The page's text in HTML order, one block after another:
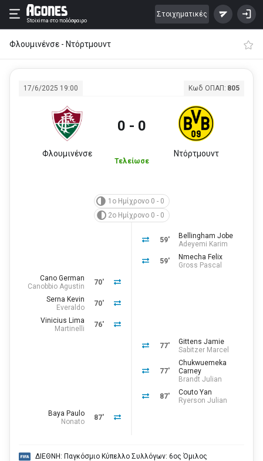
Stoixima στο ποδόσφαιρο
Στοιχηματικές
Φλουμινένσε - Ντόρτμουντ
17/6/2025 19:00 Κωδ ΟΠΑΠ: 805
Φλουμινένσε
0 - 0
Τελείωσε
Ντόρτμουντ
1ο Ημίχρονο 0 - 0
2ο Ημίχρονο 0 - 0
59'
Bellingham Jobe
Adeyemi Karim
59'
Nmecha Felix
Gross Pascal
70'
Cano German
Canobbio Agustin
70'
Serna Kevin
Everaldo
76'
Vinicius Lima
Martinelli
77'
Gittens Jamie
Sabitzer Marcel
77'
Chukwuemeka
Carney
Brandt Julian
87'
Couto Yan
Ryerson Julian
87'
Baya Paulo
Nonato
ΔΙΕΘΝΗ: Παγκόσμιο Κύπελλο Συλλόγων: 6ος Όμιλος